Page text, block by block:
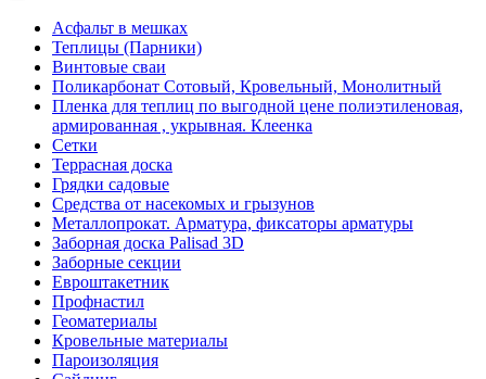
Асфальт в мешках
Теплицы (Парники)
Винтовые сваи
Поликарбонат Сотовый, Кровельный, Монолитный
Пленка для теплиц по выгодной цене полиэтиленовая,
армированная , укрывная. Клеенка
Сетки
Террасная доска
Грядки садовые
Средства от насекомых и грызунов
Металлопрокат. Арматура, фиксаторы арматуры
Заборная доска Palisad 3D
Заборные секции
Евроштакетник
Профнастил
Геоматериалы
Кровельные материалы
Пароизоляция